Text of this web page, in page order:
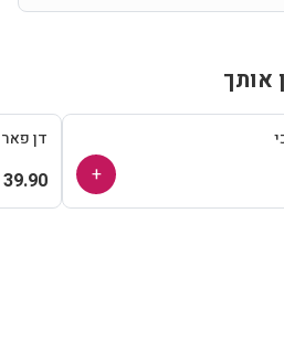
אותך
+
דן
39.90 ₪